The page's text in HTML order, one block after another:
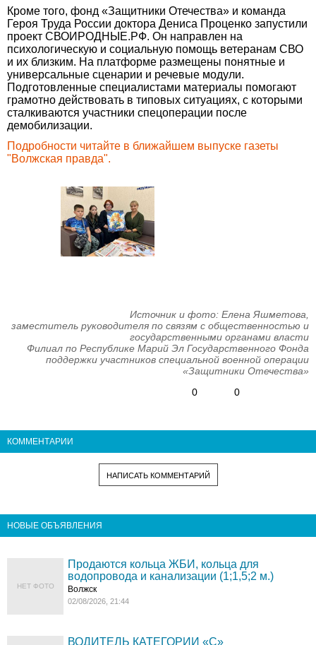
Кроме того, фонд «Защитники Отечества» и команда
Героя Труда России доктора Дениса Проценко запустили
проект СВОИРОДНЫЕ.РФ. Он направлен на
психологическую и социальную помощь ветеранам СВО
и их близким. На платформе размещены понятные и
универсальные сценарии и речевые модули.
Подготовленные специалистами материалы помогают
грамотно действовать в типовых ситуациях, с которыми
сталкиваются участники спецоперации после
демобилизации.
Подробности читайте в ближайшем выпуске газеты
"Волжская правда".
Источник и фото: Елена Яшметова,
заместитель руководителя по связям с общественностью и
государственными органами власти
Филиал по Республике Марий Эл Государственного Фонда
поддержки участников специальной военной операции
«Защитники Отечества»
0
0
КОММЕНТАРИИ
НАПИСАТЬ КОММЕНТАРИЙ
НОВЫЕ ОБЪЯВЛЕНИЯ
НЕТ ФОТО
Продаются кольца ЖБИ, кольца для
водопровода и канализации (1;1,5;2 м.)
Волжск
02/08/2026, 21:44
ВОДИТЕЛЬ КАТЕГОРИИ «C»